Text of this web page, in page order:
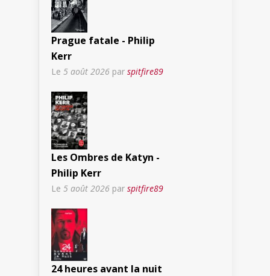
Prague fatale - Philip
Kerr
Le 5 août 2026 par spitfire89
Les Ombres de Katyn -
Philip Kerr
Le 5 août 2026 par spitfire89
24 heures avant la nuit